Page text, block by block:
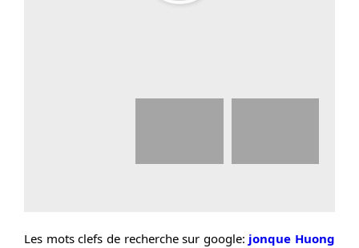
Les mots clefs de recherche sur google: jonque Huong